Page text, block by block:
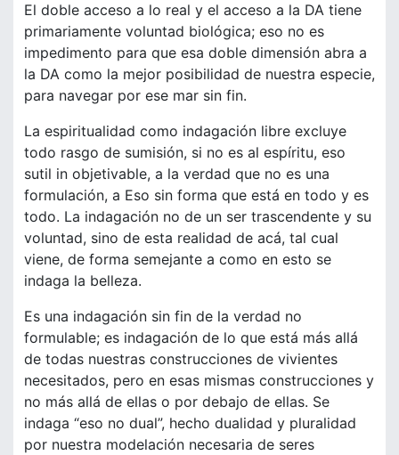
El doble acceso a lo real y el acceso a la DA tiene
primariamente voluntad biológica; eso no es
impedimento para que esa doble dimensión abra a
la DA como la mejor posibilidad de nuestra especie,
para navegar por ese mar sin fin.
La espiritualidad como indagación libre excluye
todo rasgo de sumisión, si no es al espíritu, eso
sutil in objetivable, a la verdad que no es una
formulación, a Eso sin forma que está en todo y es
todo. La indagación no de un ser trascendente y su
voluntad, sino de esta realidad de acá, tal cual
viene, de forma semejante a como en esto se
indaga la belleza.
Es una indagación sin fin de la verdad no
formulable; es indagación de lo que está más allá
de todas nuestras construcciones de vivientes
necesitados, pero en esas mismas construcciones y
no más allá de ellas o por debajo de ellas. Se
indaga “eso no dual”, hecho dualidad y pluralidad
por nuestra modelación necesaria de seres